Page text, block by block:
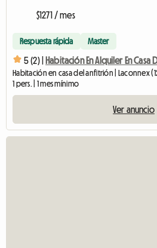
$1271 / mes
Respuesta rápida Master
5 (2) | Habitación En Alquiler En Casa
Habitación en casa del anfitrión | Laconnex
1 pers. | 1 mes mínimo
Ver anuncio